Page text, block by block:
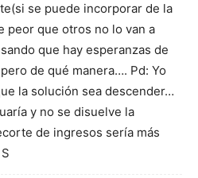
se puede incorporar de la
peor que otros no lo van a
que hay esperanzas de
de qué manera…. Pd: Yo
la solución sea descender…
y no se disuelve la
de ingresos sería más